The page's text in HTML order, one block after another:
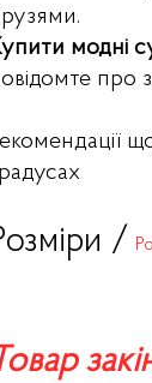
модні
про
/